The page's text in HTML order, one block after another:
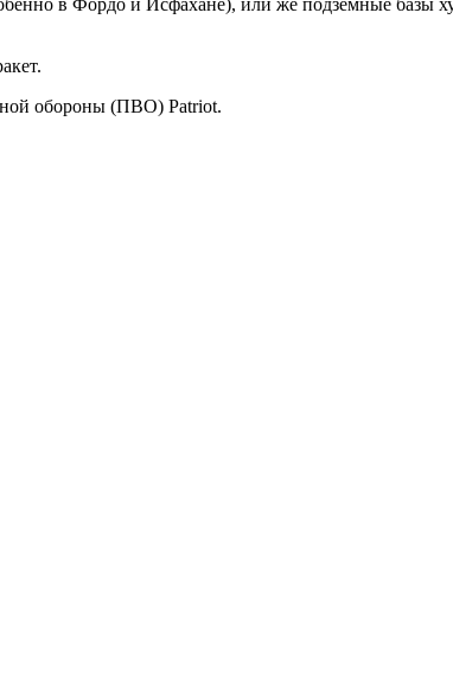
обороны (ПВО) Patriot.